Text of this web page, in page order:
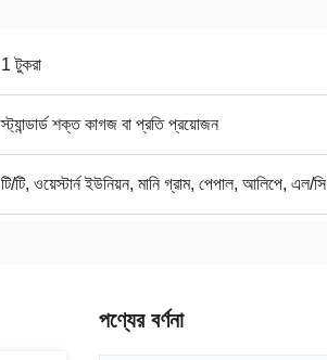
1 টুকরা
স্ট্যান্ডার্ড শক্ত কাগজ বা প্রতি প্রয়োজন
টি/টি, ওয়েস্টার্ন ইউনিয়ন, মানি গ্রাম, পেপাল, আলিপে, এল/সি
পণ্যের বর্ণনা